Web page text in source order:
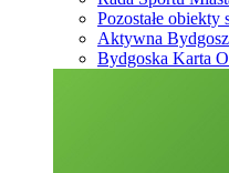
Pozostałe obiekty
Aktywna
Bydgoska Karta